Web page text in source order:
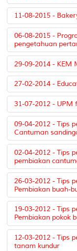
11-08-2015 -
06-08-2015 -
pengetahuan
29-09-2014 - KEM
27-02-2014 -
31-07-2012 - UPM
09-04-2012 - Tips
Cantuman
02-04-2012 - Tips
pembiakan
26-03-2012 - Tips
Pembiakan buah-
19-03-2012 - Tips
Pembiakan pokok
12-03-2012 - Tips
tanam kundur